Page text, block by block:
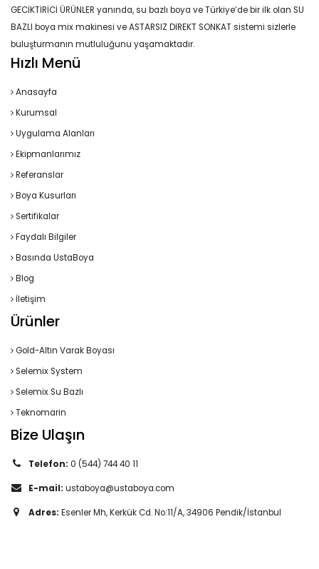
GECİKTİRİCİ ÜRÜNLER yanında, su bazlı boya ve Türkiye’de bir ilk olan SU
BAZLI boya mix makinesi ve ASTARSIZ DİREKT SONKAT sistemi sizlerle
buluşturmanın mutluluğunu yaşamaktadır.
Hızlı Menü
Anasayfa
Kurumsal
Uygulama Alanları
Ekipmanlarımız
Referanslar
Boya Kusurları
Sertifikalar
Faydalı Bilgiler
Basında UstaBoya
Blog
İletişim
Ürünler
Gold-Altın Varak Boyası
Selemix System
Selemix Su Bazlı
Teknomarin
Bize Ulaşın
Telefon: 0 (544) 744 40 11
E-mail: ustaboya@ustaboya.com
Adres: Esenler Mh, Kerkük Cd. No:11/A, 34906 Pendik/İstanbul